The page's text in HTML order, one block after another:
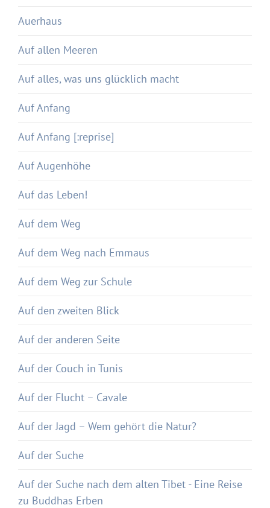
Auerhaus
Auf allen Meeren
Auf alles, was uns glücklich macht
Auf Anfang
Auf Anfang [:reprise]
Auf Augenhöhe
Auf das Leben!
Auf dem Weg
Auf dem Weg nach Emmaus
Auf dem Weg zur Schule
Auf den zweiten Blick
Auf der anderen Seite
Auf der Couch in Tunis
Auf der Flucht – Cavale
Auf der Jagd – Wem gehört die Natur?
Auf der Suche
Auf der Suche nach dem alten Tibet - Eine Reise
zu Buddhas Erben